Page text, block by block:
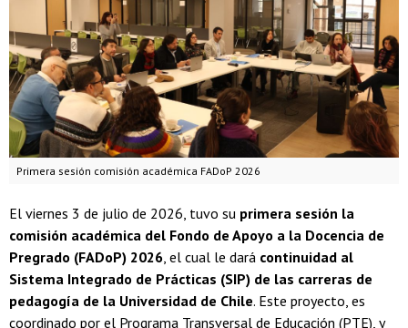
Primera sesión comisión académica FADoP 2026
El viernes 3 de julio de 2026, tuvo su primera sesión la
comisión académica del Fondo de Apoyo a la Docencia de
Pregrado (FADoP) 2026, el cual le dará continuidad al
Sistema Integrado de Prácticas (SIP) de las carreras de
pedagogía de la Universidad de Chile. Este proyecto, es
coordinado por el Programa Transversal de Educación (PTE), y